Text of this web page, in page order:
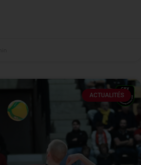
ACTUALITÉS